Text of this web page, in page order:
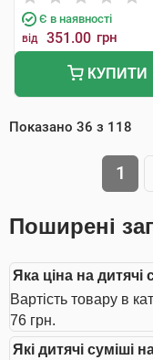
Є в наявності
від 351.00 грн
КУПИТИ
Показано 36 з 118
1
Поширені
Яка ціна на дитячі
Вартість товару в
76 грн.
Які дитячі суміші